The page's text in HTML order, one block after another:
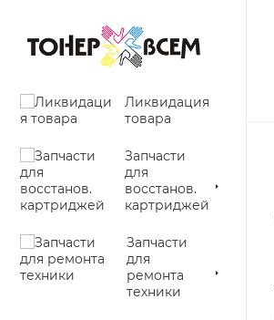
Ликвидация
товара
Запчасти
для
восстанов.
картриджей
Запчасти
для
ремонта
техники